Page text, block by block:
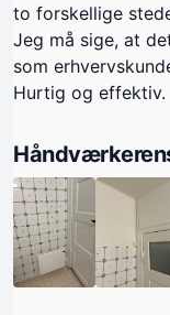
to forskellige
Jeg må sige, at
som
Hurtig og effektiv.